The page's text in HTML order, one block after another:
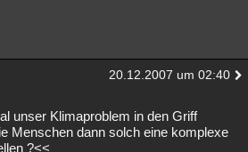
20.12.2007 um 02:40
unser Klimaproblem in den Griff
Menschen dann solch eine komplexe
?<<